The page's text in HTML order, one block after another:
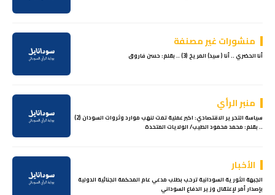
منشورات غير مصنفة
أنا الحضري .. أنا ( سيد) المريخ (3) .. بقلم: حسن فاروق
منبر الرأي
سياسة التحرير الاقتصادي: اكبر عملية تمت لنهب موارد وثروات السودان (2)
.. بقلم: محمد محمود الطيب/ الولايات المتحدة
الأخبار
الجبهة الثورية السودانية ترحب بطلب مدعي عام المحكمة الجنائية الدولية
بإصدار أمر لإعتقال وزير الدفاع السوداني